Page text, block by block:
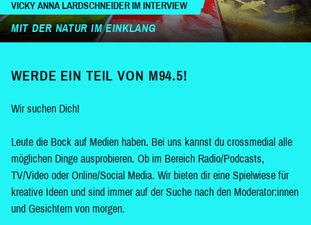
VICKY ANNA LARDSCHNEIDER IM INTERVIEW
MIT DER NATUR IM EINKLANG
WERDE EIN TEIL VON M94.5!
Wir suchen Dich!
Leute die Bock auf Medien haben. Bei uns kannst du crossmedial alle
möglichen Dinge ausprobieren. Ob im Bereich Radio/Podcasts,
TV/Video oder Online/Social Media. Wir bieten dir eine Spielwiese für
kreative Ideen und sind immer auf der Suche nach den Moderator:innen
und Gesichtern von morgen.